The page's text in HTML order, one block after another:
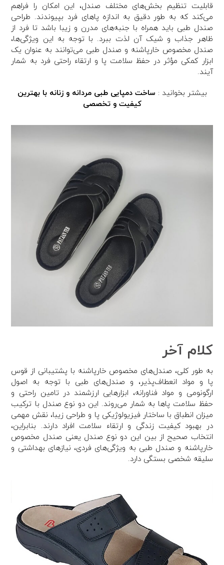
قابلیت تنظیم بخش‌های مختلف صندل، این امکان را فراهم
می‌کند که به طور دقیق به اندازه پاهای فرد بپیوندند. طراحی
صندل طبی باید همراه با جنبه‌های مدرن و زیبا باشد تا فرد از
ظاهر جذاب و شیک آن لذت ببرد. با توجه به این ویژگی‌ها،
صندل مخصوص خارپاشنه و صندل طبی می‌توانند به عنوان یک
ابزار کمکی مؤثر در حفظ سلامت پا و ارتقاء راحتی فرد به شمار
آیند.
بیشتر بخوانید : ساخت دمپایی طبی مردانه و زنانه با بهترین
کیفیت و تخصصی
کلام آخر
به طور کلی، صندل‌های مخصوص خارپاشنه با پشتیبانی از قوس
پا و مواد انعطاف‌پذیر، و صندل‌های طبی با توجه به اصول
ارگونومی و مواد فناورانه، ابزارهایی ارزشمند در تامین راحتی و
حفظ سلامت پاها به شمار می‌روند. این دو نوع صندل با ترکیب
میزان انطباق با ساختار فیزیولوژیکی پا و طراحی زیبا، نقش مهمی
در بهبود کیفیت زندگی و ارتقاء سلامت افراد دارند. بنابراین،
انتخاب صحیح از بین این دو نوع صندل یعنی صندل مخصوص
خارپاشنه و صندل طبی به ویژگی‌های فردی، نیازهای بهداشتی و
سلیقه شخصی بستگی دارد.